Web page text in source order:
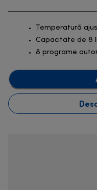
Temperatură
Capacitate de 8
8 programe